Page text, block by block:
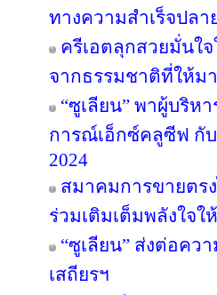
ทางความสำเร็จปลา
ครีเอตลุกสวยมั่นใ
จากธรรมชาติที่ให้ม
“ซูเลียน” พาผู้บริห
การณ์เอ็กซ์คลูซีฟ กับ
2024
สมาคมการขายตร
ร่วมเติมเต็มพลังใจ
“ซูเลียน” ส่งต่อคว
เสถียรฯ